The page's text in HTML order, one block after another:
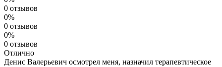
0 отзывов
0%
0 отзывов
0%
0 отзывов
Отлично
Денис Валерьевич осмотрел меня, назначил терапевтическое